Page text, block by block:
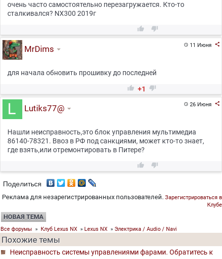
очень часто самостоятельно перезагружается. Кто-то
сталкивался? NX300 2019г
 
11 Июня 
MrDims
для начала обновить прошивку до последней
 +1 
26 Июня 
Lutiks77@
Нашли неисправность,это блок управления мультимедиа
86140-78321. Ввоз в РФ под санкциями, может кто-то знает,
где взять,или отремонтировать в Питере?
 
Поделиться
Реклама для незарегистрированных пользователей. Зарегистрироваться в
Клубе
НОВАЯ ТЕМА
Все форумы » Клуб Lexus NX » Lexus NX » Электрика / Audio / Navi
Похожие темы
Неисправность системы управлениями фарами. Обратитесь к